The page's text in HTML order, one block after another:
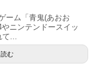
ーム「青鬼(あおお
ニンテンドースイッ
...
む